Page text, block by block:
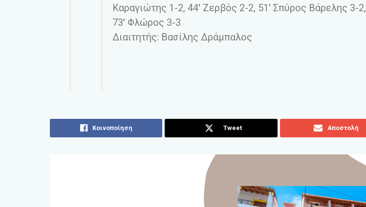
Καραγιώτης 1-2, 44′ Ζερβός 2-2, 51′ Σπύρος Βάρελης 3-2,
73′ Φλώρος 3-3
Διαιτητής: Βασίλης Δράμπαλος
Κοινοποίηση Tweet Αποστολή